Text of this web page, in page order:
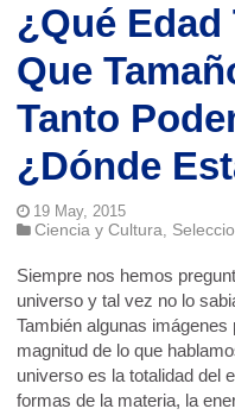
¿Qué Edad
Que
Tanto
¿Dónde
19 May, 2015
Ciencia y Cultura,
Siempre nos hemos
universo y tal vez no lo
También algunas
magnitud de lo que
universo es la totalidad del
formas de la materia, la